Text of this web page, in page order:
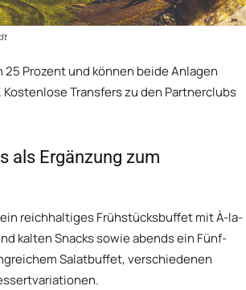
Prozent und können beide Anlagen
Transfers zu den Partnerclubs
als Ergänzung zum
reichhaltiges Frühstücksbuffet mit À-la-
kalten Snacks sowie abends ein Fünf-
Salatbuffet, verschiedenen